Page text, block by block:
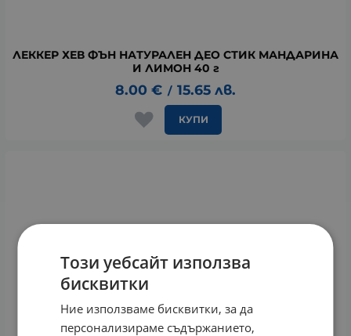
ЛЕККЕР ХЕВ ФЪН НАТУРАЛЕН ДЕО СТИК МАНДАРИНА
И ЛИМОН 40 г
8.00 € / 15.65 лв.
КУПИ
Този уебсайт използва
бисквитки
Ние използваме бисквитки, за да
персонализираме съдържанието,